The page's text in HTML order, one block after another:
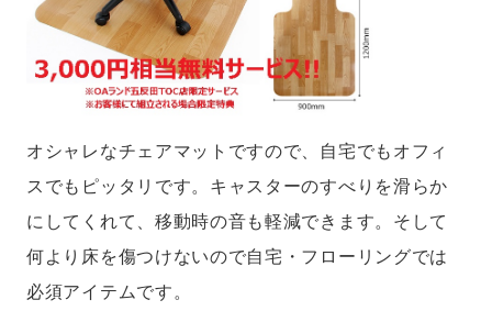
オシャレなチェアマットですので、自宅でもオフィ
スでもピッタリです。キャスターのすべりを滑らか
にしてくれて、移動時の音も軽減できます。そして
何より床を傷つけないので自宅・フローリングでは
必須アイテムです。